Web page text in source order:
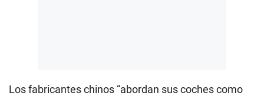
Los fabricantes chinos “abordan sus coches como